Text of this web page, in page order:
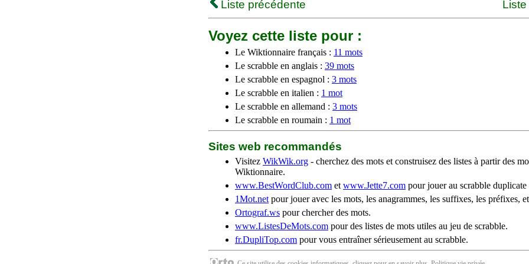
Liste précédente
Voyez cette liste pour :
Le Wiktionnaire français : 11 mots
Le scrabble en anglais : 39 mots
Le scrabble en espagnol : 3 mots
Le scrabble en italien : 1 mot
Le scrabble en allemand : 3 mots
Le scrabble en roumain : 1 mot
Sites web recommandés
Visitez WikWik.org - cherchez des mots et construisez des listes à partir des
Wiktionnaire.
www.BestWordClub.com et www.Jette7.com pour jouer au scrabble
1Mot.net pour jouer avec les mots, les anagrammes, les suffixes, les préfixes,
Ortograf.ws pour chercher des mots.
www.ListesDeMots.com pour des listes de mots utiles au jeu de scrabble.
fr.DupliTop.com pour vous entraîner sérieusement au scrabble.